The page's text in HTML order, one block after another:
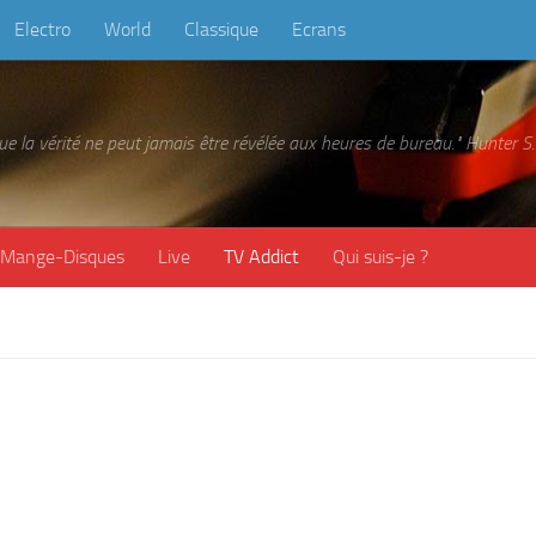
Electro World Classique Ecrans
la vérité ne peut jamais être révélée aux heures de bureau." Hunter
Mange-Disques Live TV Addict Qui suis-je ?